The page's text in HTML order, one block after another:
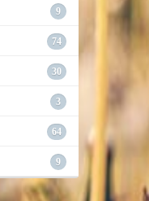
9
74
30
3
64
9